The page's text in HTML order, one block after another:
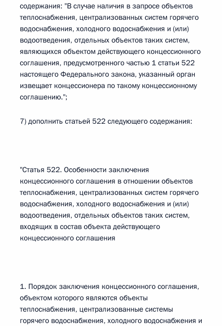
содержания: "В случае наличия в запросе объектов
теплоснабжения, централизованных систем горячего
водоснабжения, холодного водоснабжения и (или)
водоотведения, отдельных объектов таких систем,
являющихся объектом действующего концессионного
соглашения, предусмотренного частью 1 статьи 522
настоящего Федерального закона, указанный орган
извещает концессионера по такому концессионному
соглашению.";
7) дополнить статьей 522 следующего содержания:
"Статья 522. Особенности заключения
концессионного соглашения в отношении объектов
теплоснабжения, централизованных систем горячего
водоснабжения, холодного водоснабжения и (или)
водоотведения, отдельных объектов таких систем,
входящих в состав объекта действующего
концессионного соглашения
1. Порядок заключения концессионного соглашения,
объектом которого являются объекты
теплоснабжения, централизованные системы
горячего водоснабжения, холодного водоснабжения и